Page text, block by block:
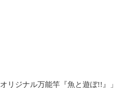
リジナル万能竿『魚と遊ぼ!!』」